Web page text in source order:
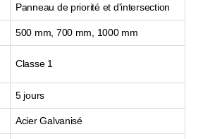
Panneau de priorité et d'intersection
500 mm, 700 mm, 1000 mm
Classe 1
5 jours
Acier Galvanisé